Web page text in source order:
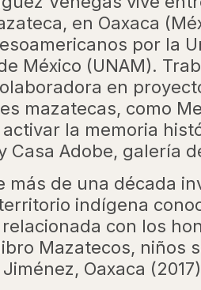
en Oaxaca
por la
México (UNAM).
en
mazatecas, como
la memoria
Casa Adobe, galería
más de una década
indígena
con los
Mazatecos, niños
Oaxaca